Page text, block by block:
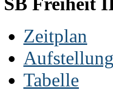
Zeitplan
Aufstellung
Tabelle